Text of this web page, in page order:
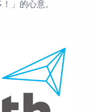
」的心意。